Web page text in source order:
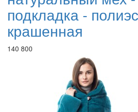
подкладка -
крашенная
140 800